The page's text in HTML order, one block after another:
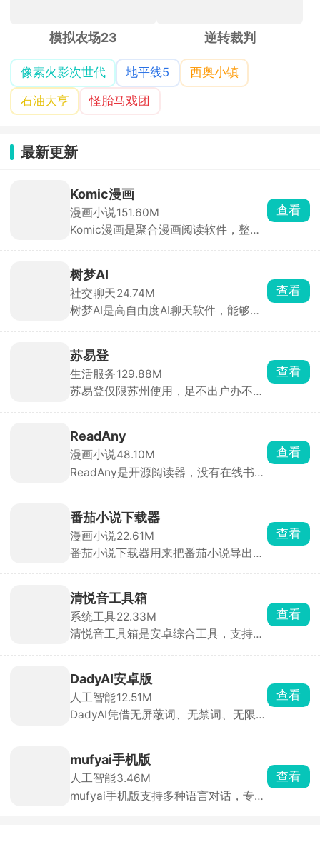
模拟农场23 逆转裁判
像素火影次世代 地平线5
西奥小镇
石油大亨
怪胎马戏团
最新更新
Komic漫画
漫画小说151.60M
Komic漫画是聚合漫画阅读软件，整合
广告，自带题材分类检索、书架收藏，
日间、护眼模式随心切换，也可导入手
机本地漫画文件打开阅读。
查看
树梦AI
社交聊天24.74M
树梦AI是高自由度AI聊天软件，能够沉
选中剧本输入对话行动，AI 顺着你的行
为实时推进剧情，不同回答走向完全不
一样的结局，反复玩都有新鲜感。
查看
苏易登
生活服务129.88M
苏易登仅限苏州使用，足不出户办不动
备案、二手房过户、预告登记、遗失补
证都能线上提交申请、在线缴费。全天
24小时可办，审批进度实时推送，不用
跑线下政务大厅。
查看
ReadAny
漫画小说48.10M
ReadAny是开源阅读器，没有在线书
专业名词、梳理小说人物关系，生成人
物关系图、章节梗概。描述剧情要点就
能定位对应段落，比普通阅读器检索好
用很多。
查看
番茄小说下载器
漫画小说22.61M
番茄小说下载器用来把番茄小说导出为
名，直接整本导出文件，拷到 Kindle、
手机阅读器离线随便看，可以选择整本
下载，也能指定起止章节分段保存，不
会出现章节错乱、缺章漏字的情况。
查看
清悦音工具箱
系统工具22.33M
清悦音工具箱是安卓综合工具，支持音
工具。界面清爽无开屏广告，安装包小
巧不占内存，剪辑配音、找歌下载、日
常小工具需求一个软件全部搞定。
查看
DadyAI安卓版
人工智能12.51M
DadyAI凭借无屏蔽词、无禁词、无限制
代、奇幻、病娇、治愈等多种类型，可
通过搜索或分类快速找到心仪对象。除
了现有角色，你还能根据喜欢的人的性
格、身份、声音自定义创建专属角色
查看
mufyai手机版
人工智能3.46M
mufyai手机版支持多种语言对话，专为
查看